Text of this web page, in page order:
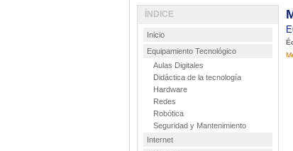
ÍNDICE
Inicio
Equipamiento Tecnológico
Aulas Digitales
Didáctica de la tecnología
Hardware
Redes
Robótica
Seguridad y Mantenimiento
Internet